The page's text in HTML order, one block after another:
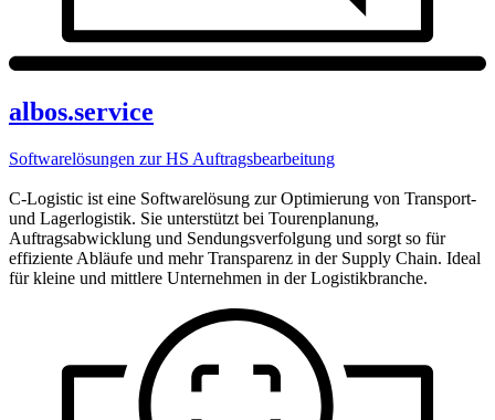
albos.service
Softwarelösungen zur HS Auftragsbearbeitung
C-Logistic ist eine Softwarelösung zur Optimierung von Transport-
und Lagerlogistik. Sie unterstützt bei Tourenplanung,
Auftragsabwicklung und Sendungsverfolgung und sorgt so für
effiziente Abläufe und mehr Transparenz in der Supply Chain. Ideal
für kleine und mittlere Unternehmen in der Logistikbranche.